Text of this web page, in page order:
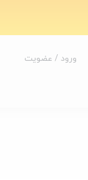
ورود / عضویت